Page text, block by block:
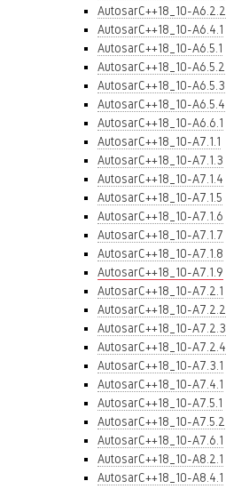
AutosarC++18_10-A6.2.2
AutosarC++18_10-A6.4.1
AutosarC++18_10-A6.5.1
AutosarC++18_10-A6.5.2
AutosarC++18_10-A6.5.3
AutosarC++18_10-A6.5.4
AutosarC++18_10-A6.6.1
AutosarC++18_10-A7.1.1
AutosarC++18_10-A7.1.3
AutosarC++18_10-A7.1.4
AutosarC++18_10-A7.1.5
AutosarC++18_10-A7.1.6
AutosarC++18_10-A7.1.7
AutosarC++18_10-A7.1.8
AutosarC++18_10-A7.1.9
AutosarC++18_10-A7.2.1
AutosarC++18_10-A7.2.2
AutosarC++18_10-A7.2.3
AutosarC++18_10-A7.2.4
AutosarC++18_10-A7.3.1
AutosarC++18_10-A7.4.1
AutosarC++18_10-A7.5.1
AutosarC++18_10-A7.5.2
AutosarC++18_10-A7.6.1
AutosarC++18_10-A8.2.1
AutosarC++18_10-A8.4.1